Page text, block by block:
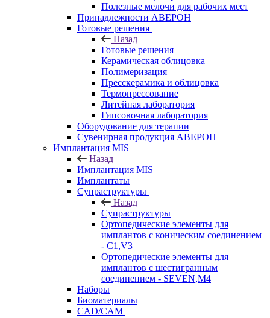
Полезные мелочи для рабочих мест
Принадлежности АВЕРОН
Готовые решения
Назад
Готовые решения
Керамическая облицовка
Полимеризация
Пресскерамика и облицовка
Термопрессование
Литейная лаборатория
Гипсовочная лаборатория
Оборудование для терапии
Сувенирная продукция АВЕРОН
Имплантация MIS
Назад
Имплантация MIS
Имплантаты
Супраструктуры
Назад
Супраструктуры
Ортопедические элементы для
имплантов с коническим соединением
- C1,V3
Ортопедические элементы для
имплантов с шестигранным
соединением - SEVEN,M4
Наборы
Биоматериалы
CAD/CAM